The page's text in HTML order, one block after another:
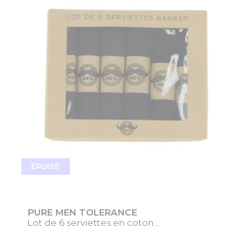
ÉPUISÉ
PURE MEN TOLERANCE
Lot de 6 serviettes en coton...